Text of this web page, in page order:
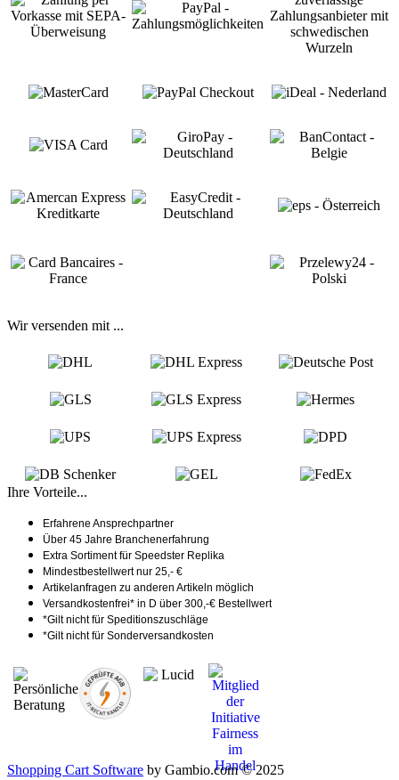
Wir versenden mit ...
Ihre Vorteile...
Erfahrene Ansprechpartner
Über 45 Jahre Branchenerfahrung
Extra Sortiment für Speedster Replika
Mindestbestellwert nur 25,- €
Artikelanfragen zu anderen Artikeln möglich
Versandkostenfrei* in D über 300,-€ Bestellwert
*Gilt nicht für Speditionszuschläge
*Gilt nicht für Sonderversandkosten
Shopping Cart Software by Gambio.com © 2025